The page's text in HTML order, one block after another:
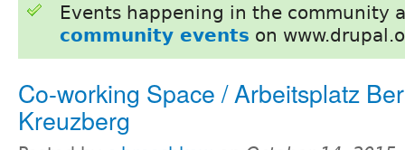
Events happening in the community
community events on
Co-working Space / Arbeitsplatz
Kreuzberg